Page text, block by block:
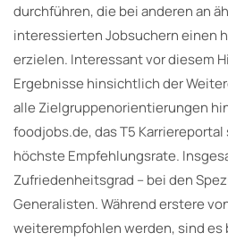
durchführen, die bei anderen an
interessierten Jobsuchern einen
erzielen. Interessant vor diesem
Ergebnisse hinsichtlich der
alle Zielgruppenorientierungen
foodjobs.de, das T5
höchste Empfehlungsrate.
Zufriedenheitsgrad – bei den
Generalisten. Während erstere
weiterempfohlen werden, sind es